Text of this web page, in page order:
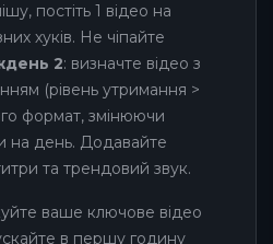
постіть 1 відео на
хуків. Не чіпайте
2: визначте відео з
(рівень утримання >
формат, змінюючи
на день. Додавайте
та трендовий звук.
ваше ключове відео
в першу годину